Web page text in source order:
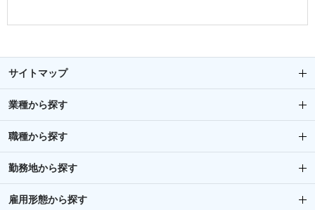
サイトマップ
業種から探す
職種から探す
勤務地から探す
雇用形態から探す